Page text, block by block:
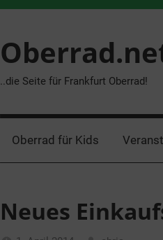
..die Seite für Frankfurt Oberrad!
Oberrad für Kids
Neues